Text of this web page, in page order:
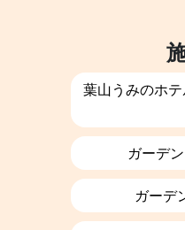
葉山うみのホ
ガーデ
ガーデ